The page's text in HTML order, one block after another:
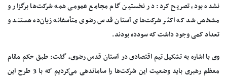
نشده بود، تصریح کرد: در نخستین گام مجامع عمومی همه شرکت‌ها برگزار ‌و
مشخص شد که اکثر شرکت‌های آستان قدس رضوی متأسفانه زیان‌ده هستند و
تعداد کمی وجود داشت که سود‌ده بودند.
وی با اشاره به تشکیل تیم اقتصادی در آستان قدس رضوی، گفت: طبق حکم مقام
معظم رهبری باید وضعیت این شرکت‌ها را ساماندهی می‌کردیم که با 3 طرح این